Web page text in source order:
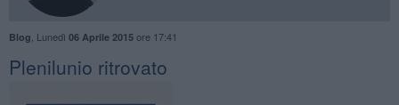
Blog Lunedì 06 Aprile 2015ore 17:41
Plenilunio ritrovato